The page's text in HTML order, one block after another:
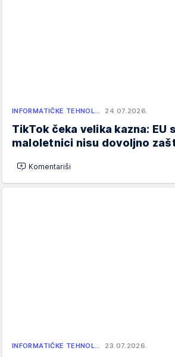
INFORMATIČKE TEHNOL… 24.07.2026.
TikTok čeka velika kazna: EU
maloletnici nisu dovoljno
Komentariši
INFORMATIČKE TEHNOL… 23.07.2026.